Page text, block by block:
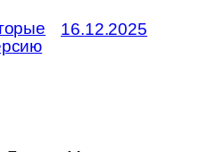
16.12.2025